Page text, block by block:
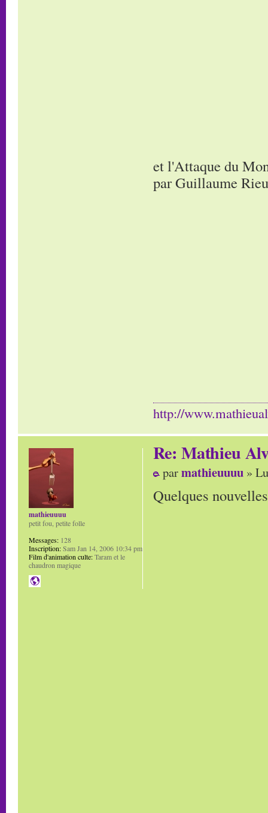
et l'Attaque du
par Guillaume
http://
Re: Mathieu
parmathieuuuu »
Quelques
mathieuuuu
petit fou, petite folle
Messages: 128
Inscription:Sam Jan 14, 2006 10:34 pm
Film d'animation culte:Taram et le
chaudron magique